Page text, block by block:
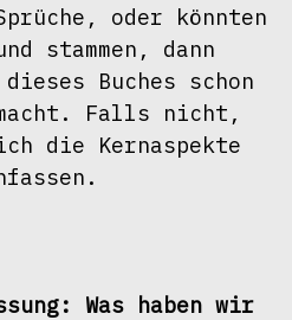
oder könnten
stammen, dann
Buches schon
Falls nicht,
die Kernaspekte
Was haben wir